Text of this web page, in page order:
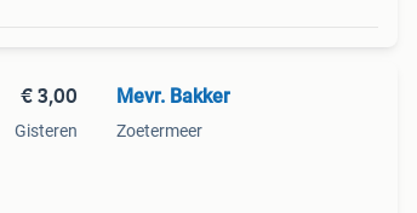
€ 3,00
Gisteren
Mevr. Bakker
Zoetermeer